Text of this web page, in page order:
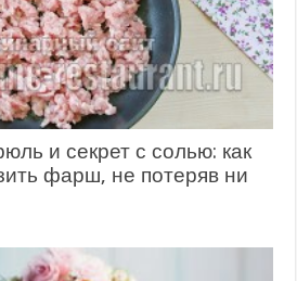
и секрет с солью: как
фарш, не потеряв ни